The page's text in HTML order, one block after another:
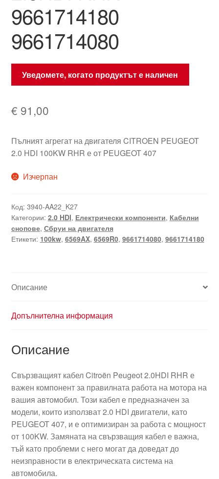
9661714180
9661714080
Уведомете, когато продуктът е наличен
€ 91,00
Пълният агрегат на двигателя CITROEN PEUGEOT
2.0 HDI 100KW RHR е от PEUGEOT 407
Изчерпан
Код: 3940-AA22_K27
Категории: 2.0 HDI, Електрически компоненти, Кабелни
снопове, Сбруи на двигателя
Етикети: 100kw, 6569AX, 6569R0, 9661714080, 9661714180
Описание
Допълнителна информация
Описание
Свързващият кабел Citroën Peugeot 2.0HDI RHR е
важен компонент за правилната работа на мотора на
вашия автомобил. Този кабел е предназначен за
модели, които използват 2.0 HDI двигатели, като
PEUGEOT 407, и е оптимизиран за работа с мощност
от 100KW. Замяната на свързващия кабел е важна,
тъй като проблеми с него могат да доведат до
неизправности в електрическата система на
автомобила.